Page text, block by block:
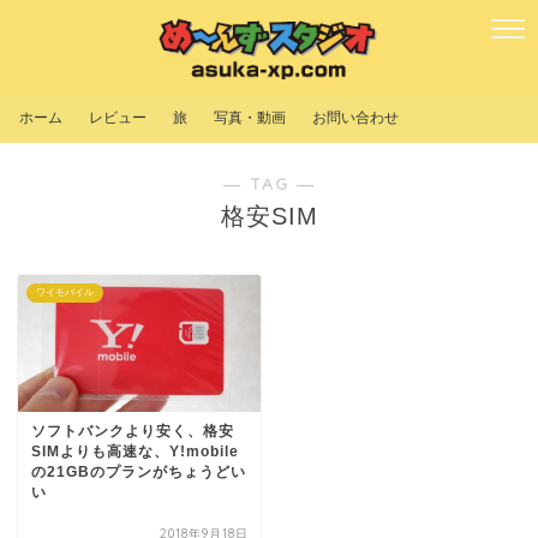
ホーム レビュー 旅 写真・動画 お問い合わせ
― TAG ―
格安SIM
ワイモバイル
ソフトバンクより安く、格安
SIMよりも高速な、Y!mobile
の21GBのプランがちょうどい
い
2018年9月18日